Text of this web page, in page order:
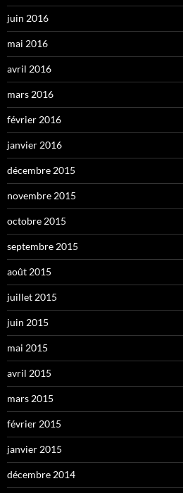
juin 2016
mai 2016
avril 2016
mars 2016
février 2016
janvier 2016
décembre 2015
novembre 2015
octobre 2015
septembre 2015
août 2015
juillet 2015
juin 2015
mai 2015
avril 2015
mars 2015
février 2015
janvier 2015
décembre 2014